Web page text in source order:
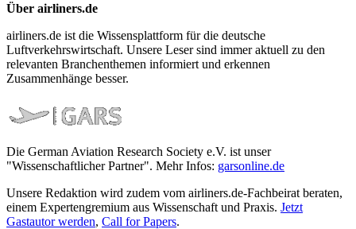
Über airliners.de
airliners.de ist die Wissensplattform für die deutsche
Luftverkehrswirtschaft. Unsere Leser sind immer aktuell zu den
relevanten Branchenthemen informiert und erkennen
Zusammenhänge besser.
Die German Aviation Research Society e.V. ist unser
"Wissenschaftlicher Partner". Mehr Infos: garsonline.de
Unsere Redaktion wird zudem vom airliners.de-Fachbeirat beraten,
einem Expertengremium aus Wissenschaft und Praxis. Jetzt
Gastautor werden, Call for Papers.